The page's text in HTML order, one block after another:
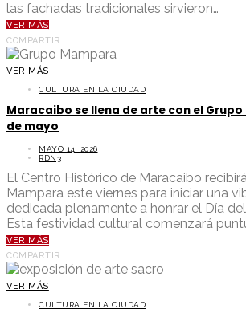
las fachadas tradicionales sirvieron…
VER MÁS
COMPARTIR
VER MÁS
CULTURA EN LA CIUDAD
Maracaibo se llena de arte con el Grupo
de mayo
MAYO 14, 2026
RDN3
El Centro Histórico de Maracaibo
Mampara este viernes para iniciar una
dedicada plenamente a honrar el Día
Esta festividad cultural comenzará
VER MÁS
COMPARTIR
VER MÁS
CULTURA EN LA CIUDAD